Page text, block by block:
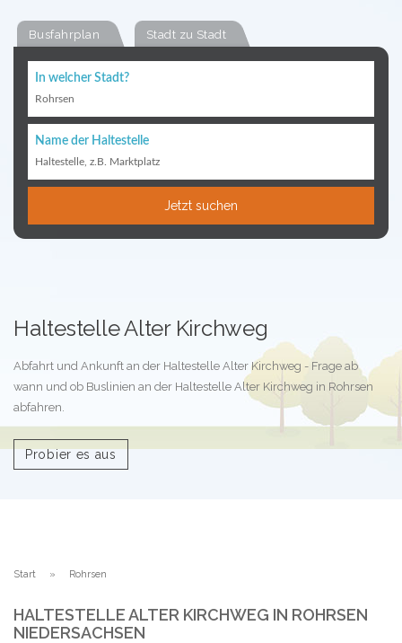
Busfahrplan Stadt zu Stadt
In welcher Stadt?
Rohrsen
Name der Haltestelle
Haltestelle, z.B. Marktplatz
Jetzt suchen
Haltestelle Alter Kirchweg
Abfahrt und Ankunft an der Haltestelle Alter Kirchweg - Frage ab
wann und ob Buslinien an der Haltestelle Alter Kirchweg in Rohrsen
abfahren.
Probier es aus
Start Rohrsen
HALTESTELLE ALTER KIRCHWEG IN ROHRSEN
NIEDERSACHSEN